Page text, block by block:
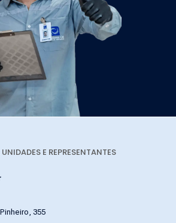
E REPRESENTANTES
355